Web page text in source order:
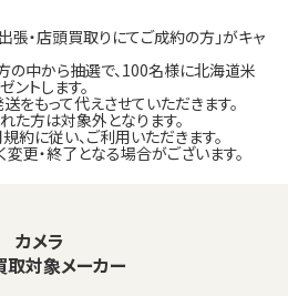
張・店頭買取りにてご成約の方」がキャ
の中から抽選で、100名様に北海道米
ントします。
をもって代えさせていただきます。
た方は対象外となります。
約に従い、ご利用いただきます。
更・終了となる場合がございます。
カメラ
取対象メーカー